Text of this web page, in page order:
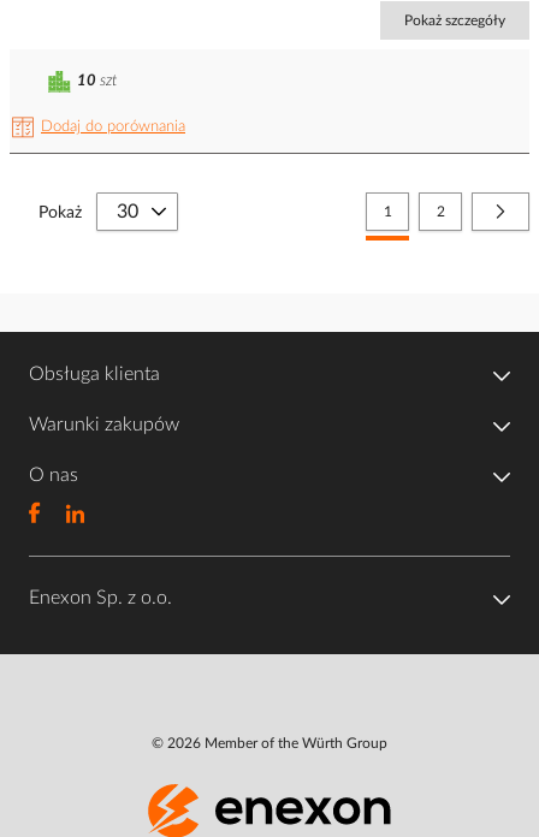
Pokaż szczegóły
Dodaj do porównania
10 szt
Strona
Aktualnie czytasz stronę
1 Strona
2
Pokaż
Obsługa klienta
Warunki zakupów
O nas
Enexon Sp. z o.o.
© 2026 Member of the Würth Group